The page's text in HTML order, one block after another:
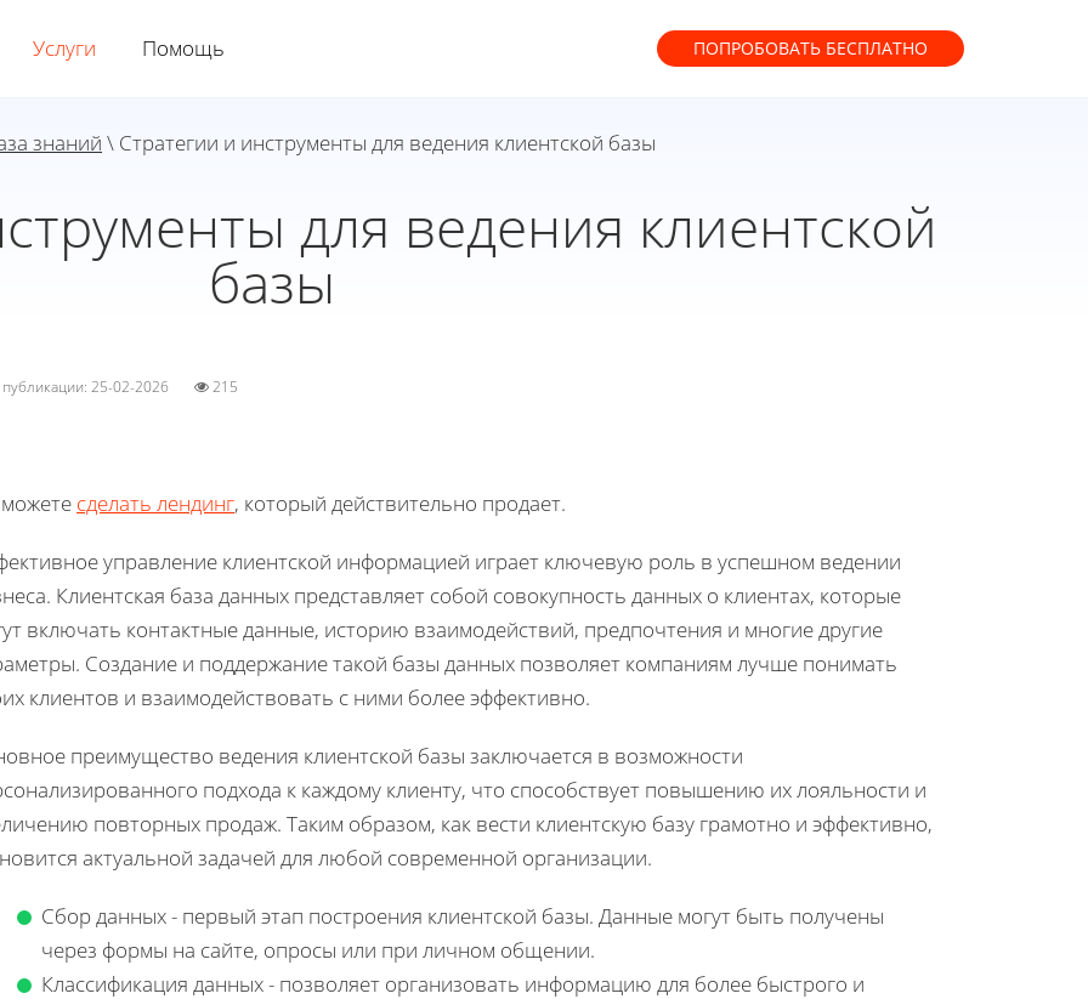
Услуги Помощь ПОПРОБОВАТЬ БЕСПЛАТНО
знаний \ Стратегии и инструменты для ведения клиентской базы
для ведения клиентской
базы
публикации: 25-02-2026 215
сделать лендинг, который действительно продает.
управление клиентской информацией играет ключевую роль в успешном ведении
Клиентская база данных представляет собой совокупность данных о клиентах, которые
включать контактные данные, историю взаимодействий, предпочтения и многие другие
Создание и поддержание такой базы данных позволяет компаниям лучше понимать
клиентов и взаимодействовать с ними более эффективно.
преимущество ведения клиентской базы заключается в возможности
подхода к каждому клиенту, что способствует повышению их лояльности и
повторных продаж. Таким образом, как вести клиентскую базу грамотно и эффективно,
актуальной задачей для любой современной организации.
Сбор данных - первый этап построения клиентской базы. Данные могут быть получены
через формы на сайте, опросы или при личном общении.
Классификация данных - позволяет организовать информацию для более быстрого и